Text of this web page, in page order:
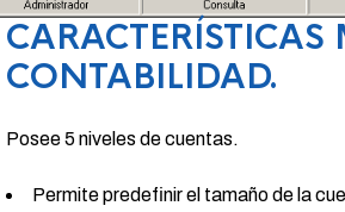
CARACTERÍSTICAS
CONTABILIDAD.
Posee 5 niveles de cuentas.
Permite predefinir el tamaño de la